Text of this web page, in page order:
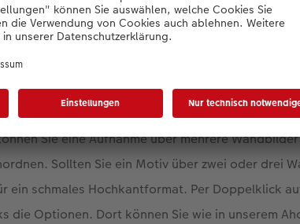
Sie eine Aufnahme über mehrere
Sollten Sie ein Motiv über zwei oder drei
ein schmales Hochkantformat. Per Doppelklick
die Optionen. Dort können Sie wie in unserem